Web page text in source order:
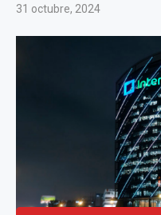
31 octubre, 2024